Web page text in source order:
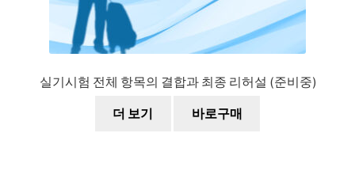
실기시험 전체 항목의 결합과 최종 리허설 (준비중)
더 보기 바로구매